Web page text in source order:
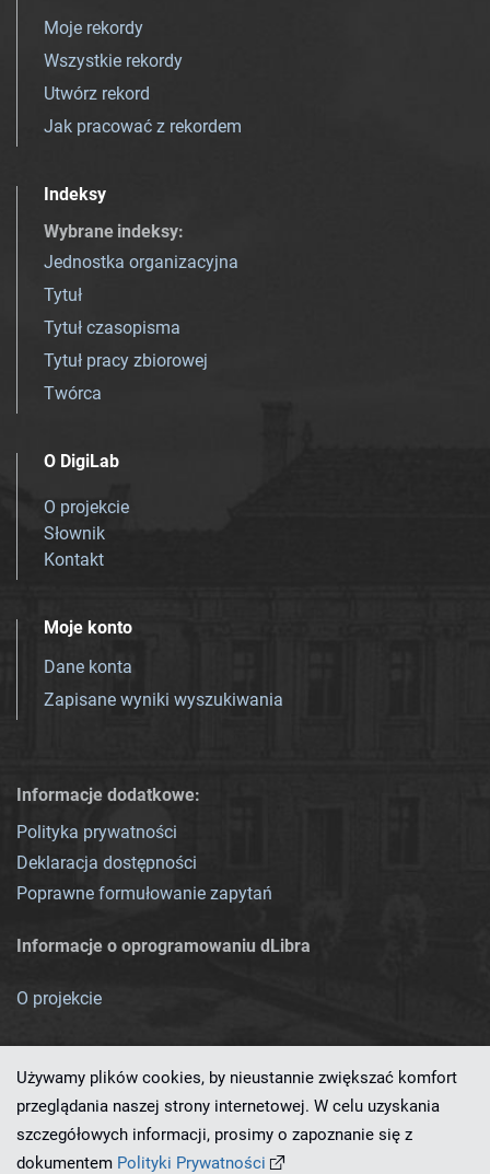
Moje rekordy
Wszystkie rekordy
Utwórz rekord
Jak pracować z rekordem
Indeksy
Wybrane indeksy:
Jednostka organizacyjna
Tytuł
Tytuł czasopisma
Tytuł pracy zbiorowej
Twórca
O DigiLab
O projekcie
Słownik
Kontakt
Moje konto
Dane konta
Zapisane wyniki wyszukiwania
Informacje dodatkowe:
Polityka prywatności
Deklaracja dostępności
Poprawne formułowanie zapytań
Informacje o oprogramowaniu dLibra
O projekcie
Ten serwis działa dzięki oprogramowaniu
Używamy plików cookies, by nieustannie zwiększać komfort
przeglądania naszej strony internetowej. W celu uzyskania
szczegółowych informacji, prosimy o zapoznanie się z
dokumentem Polityki Prywatności